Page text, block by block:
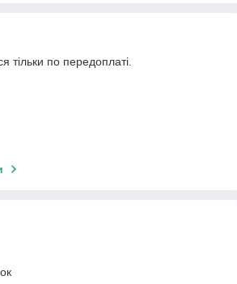
тільки по передоплаті.